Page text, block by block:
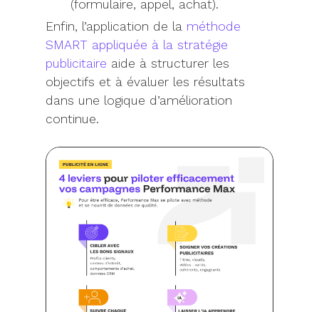
(formulaire, appel, achat).
Enfin, l’application de la méthode
SMART appliquée à la stratégie
publicitaire aide à structurer les
objectifs et à évaluer les résultats
dans une logique d’amélioration
continue.